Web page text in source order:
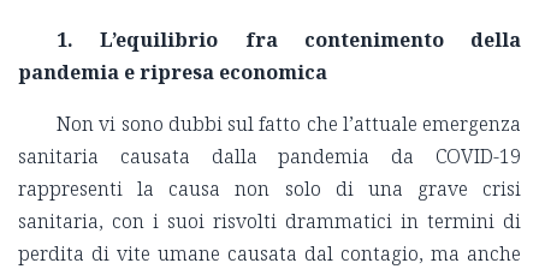
1. L’equilibrio fra contenimento della
pandemia e ripresa economica
Non vi sono dubbi sul fatto che l’attuale emergenza
sanitaria causata dalla pandemia da COVID-19
rappresenti la causa non solo di una grave crisi
sanitaria, con i suoi risvolti drammatici in termini di
perdita di vite umane causata dal contagio, ma anche